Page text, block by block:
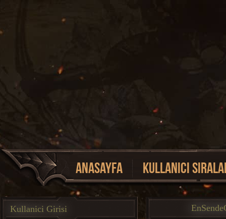
Anasayfa Kullanici
Kullanici Girisi